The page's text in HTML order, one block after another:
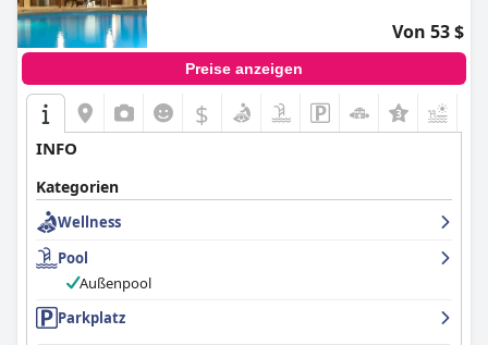
Von 53 $
Preise anzeigen
$
INFO
Kategorien
Wellness
Pool
Außenpool
Parkplatz